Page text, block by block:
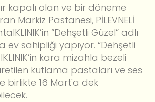
kapalı olan ve bir döneme
Markiz Pastanesi, PİLEVNELİ
“Dehşetli Güzel” adlı
ev sahipliği yapıyor. “Dehşetli
kara mizahla bezeli
kutlama pastaları ve ses
birlikte 16 Mart'a dek